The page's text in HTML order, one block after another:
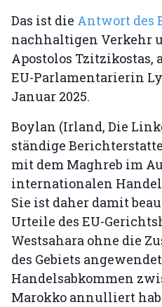
Das ist die Antwort des
nachhaltigen Verkehr
Apostolos Tzitzikostas,
EU-Parlamentarierin
Januar 2025.
Boylan (Irland, Die
ständige
mit dem Maghreb im
internationalen Handel
Sie ist daher damit
Urteile des EU-
Westsahara ohne die
des Gebiets
Handelsabkommen
Marokko annulliert